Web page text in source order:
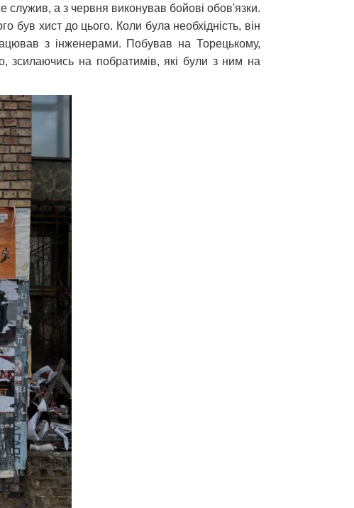
служив, а з червня виконував бойові обов'язки.
був хист до цього. Коли була необхідність, він
з інженерами. Побував на Торецькому,
зсилаючись на побратимів, які були з ним на